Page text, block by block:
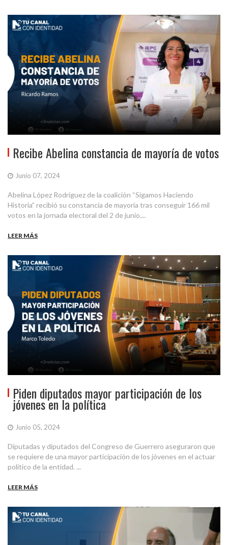
Recibe Abelina constancia de mayoría de votos
Junio 07, 2024
Abelina López Rodríguez de la coalición “Sigamos Haciendo
Historia” recibió su constancia de mayoría tras conseguir 166 mil
votos en la jornada electoral del 2 de junio....
LEER MÁS
Piden diputados mayor participación de los
jóvenes en la política
Junio 05, 2024
Diputadas y diputados del Congreso de Guerrero aseguraron que
se requiere de una mayor participación de los jóvenes en el actuar
político de la entidad. ...
LEER MÁS